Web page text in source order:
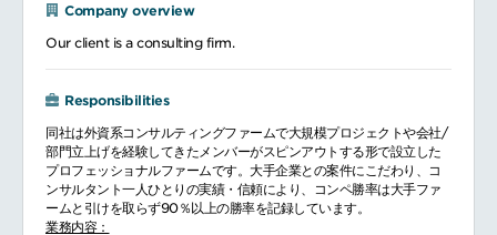
Company overview
Our client is a consulting firm.
Responsibilities
同社は外資系コンサルティングファームで大規模プロジェクトや会社/
部門立上げを経験してきたメンバーがスピンアウトする形で設立した
プロフェッショナルファームです。大手企業との案件にこだわり、コ
ンサルタント一人ひとりの実績・信頼により、コンペ勝率は大手ファ
ームと引けを取らず90％以上の勝率を記録しています。
業務内容：